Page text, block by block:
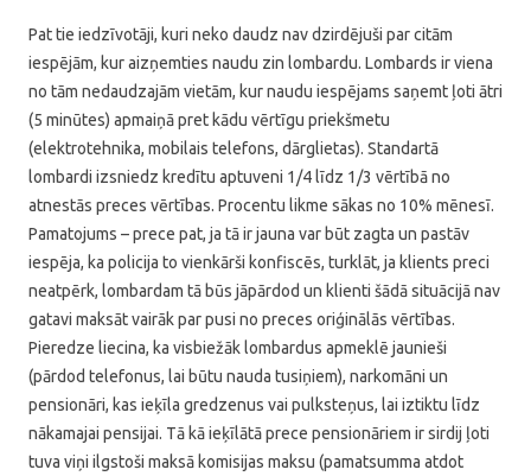
Pat tie iedzīvotāji, kuri neko daudz nav dzirdējuši par citām
iespējām, kur aizņemties naudu zin lombardu. Lombards ir viena
no tām nedaudzajām vietām, kur naudu iespējams saņemt ļoti ātri
(5 minūtes) apmaiņā pret kādu vērtīgu priekšmetu
(elektrotehnika, mobilais telefons, dārglietas). Standartā
lombardi izsniedz kredītu aptuveni 1/4 līdz 1/3 vērtībā no
atnestās preces vērtības. Procentu likme sākas no 10% mēnesī.
Pamatojums – prece pat, ja tā ir jauna var būt zagta un pastāv
iespēja, ka policija to vienkārši konfiscēs, turklāt, ja klients preci
neatpērk, lombardam tā būs jāpārdod un klienti šādā situācijā nav
gatavi maksāt vairāk par pusi no preces oriģinālās vērtības.
Pieredze liecina, ka visbiežāk lombardus apmeklē jaunieši
(pārdod telefonus, lai būtu nauda tusiņiem), narkomāni un
pensionāri, kas ieķīla gredzenus vai pulksteņus, lai iztiktu līdz
nākamajai pensijai. Tā kā ieķīlātā prece pensionāriem ir sirdij ļoti
tuva viņi ilgstoši maksā komisijas maksu (pamatsumma atdot